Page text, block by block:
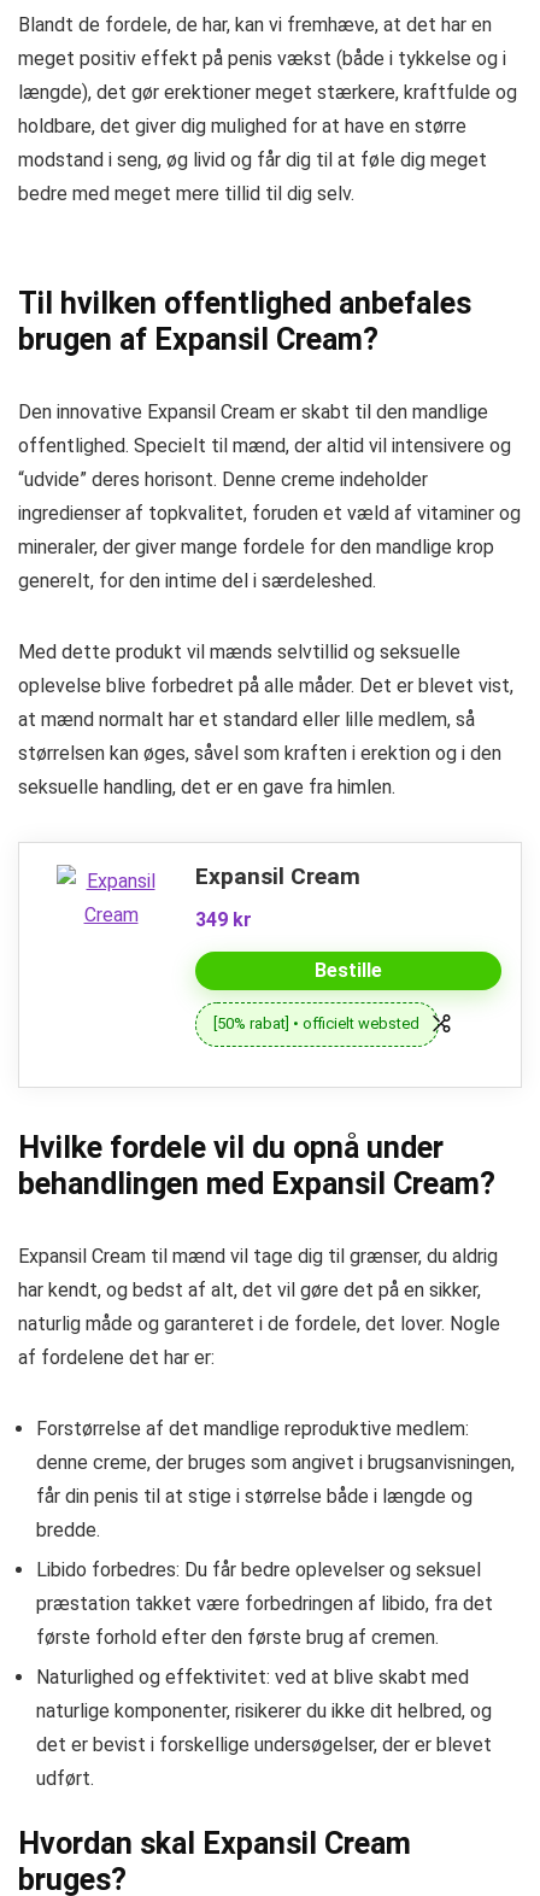
Blandt de fordele, de har, kan vi fremhæve, at det har en
meget positiv effekt på penis vækst (både i tykkelse og i
længde), det gør erektioner meget stærkere, kraftfulde og
holdbare, det giver dig mulighed for at have en større
modstand i seng, øg livid og får dig til at føle dig meget
bedre med meget mere tillid til dig selv.
Til hvilken offentlighed anbefales
brugen af ​​Expansil Cream?
Den innovative Expansil Cream er skabt til den mandlige
offentlighed. Specielt til mænd, der altid vil intensivere og
“udvide” deres horisont. Denne creme indeholder
ingredienser af topkvalitet, foruden et væld af vitaminer og
mineraler, der giver mange fordele for den mandlige krop
generelt, for den intime del i særdeleshed.
Med dette produkt vil mænds selvtillid og seksuelle
oplevelse blive forbedret på alle måder. Det er blevet vist,
at mænd normalt har et standard eller lille medlem, så
størrelsen kan øges, såvel som kraften i erektion og i den
seksuelle handling, det er en gave fra himlen.
Expansil Cream
349 kr
Bestille
[50% rabat] • officielt websted
Hvilke fordele vil du opnå under
behandlingen med Expansil Cream?
Expansil Cream til mænd vil tage dig til grænser, du aldrig
har kendt, og bedst af alt, det vil gøre det på en sikker,
naturlig måde og garanteret i de fordele, det lover. Nogle
af fordelene det har er:
Forstørrelse af det mandlige reproduktive medlem:
denne creme, der bruges som angivet i brugsanvisningen,
får din penis til at stige i størrelse både i længde og
bredde.
Libido forbedres: Du får bedre oplevelser og seksuel
præstation takket være forbedringen af ​​libido, fra det
første forhold efter den første brug af cremen.
Naturlighed og effektivitet: ved at blive skabt med
naturlige komponenter, risikerer du ikke dit helbred, og
det er bevist i forskellige undersøgelser, der er blevet
udført.
Hvordan skal Expansil Cream
bruges?